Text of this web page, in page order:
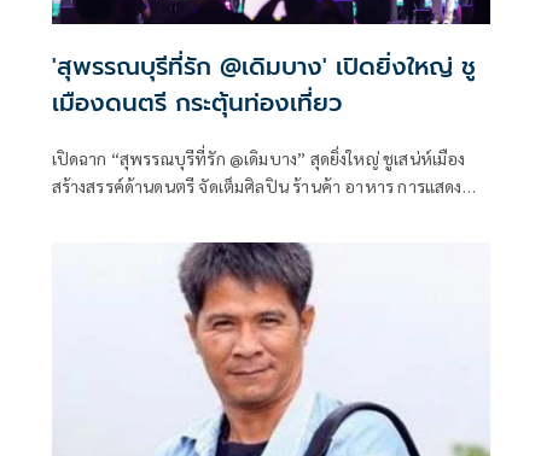
'สุพรรณบุรีที่รัก @เดิมบาง' เปิดยิ่งใหญ่ ชู
เมืองดนตรี กระตุ้นท่องเที่ยว
เปิดฉาก “สุพรรณบุรีที่รัก @เดิมบาง” สุดยิ่งใหญ่ ชูเสน่ห์เมือง
สร้างสรรค์ด้านดนตรี จัดเต็มศิลปิน ร้านค้า อาหาร การแสดง
ว่าการอำเภอเดิมบางนางบวช